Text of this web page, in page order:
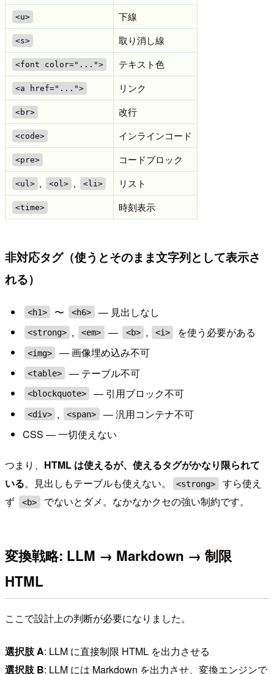
<u> 下線
<s> 取り消し線
<font color="..."> テキスト色
<a href="..."> リンク
<br> 改行
<code> インラインコード
<pre> コードブロック
<ul> , <ol> , <li> リスト
<time> 時刻表示
非対応タグ（使うとそのまま文字列として表示さ
れる）
<h1> 〜 <h6> — 見出しなし
<strong> , <em> — <b> , <i> を使う必要がある
<img> — 画像埋め込み不可
<table> — テーブル不可
<blockquote> — 引用ブロック不可
<div> , <span>
— 汎用コンテナ不可
CSS — 一切使えない
つまり、 HTML は使えるが、使えるタグがかなり限られて
いる。見出しもテーブルも使えない。 <strong>
すら使え
ず
<b> でないとダメ。なかなかクセの強い制約です。
変換戦略: LLM → Markdown → 制限
HTML
ここで設計上の判断が必要になりました。
選択肢 A: LLM に直接制限 HTML を出力させる
選択肢 B: LLM には Markdown を出力させ、変換エンジンで